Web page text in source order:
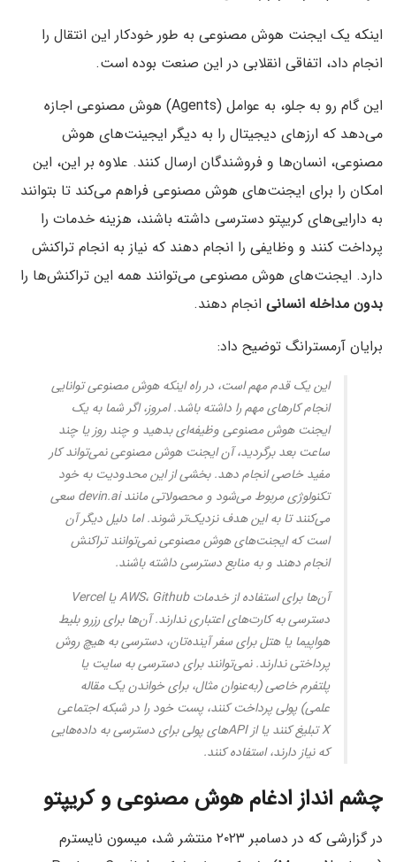
اینکه یک ایجنت هوش مصنوعی به طور خودکار این انتقال را
انجام داد، اتفاقی انقلابی در این صنعت بوده است.
این گام رو به جلو، به عوامل (Agents) هوش مصنوعی اجازه
می‌دهد که ارزهای دیجیتال را به دیگر ایجینت‌های هوش
مصنوعی‌، انسان‌ها و فروشندگان ارسال کنند. علاوه بر این، این
امکان را برای ایجنت‌های هوش مصنوعی فراهم می‌کند تا بتوانند
به دارایی‌های کریپتو دسترسی داشته باشند، هزینه خدمات را
پرداخت کنند و وظایفی را انجام دهند که نیاز به انجام تراکنش
دارد. ایجنت‌های هوش مصنوعی می‌توانند همه این تراکنش‌ها را
بدون مداخله انسانی انجام دهند.
برایان آرمسترانگ توضیح داد:
این یک قدم مهم است، در راه اینکه هوش مصنوعی توانایی
انجام کارهای مهم را داشته باشد. امروز، اگر شما به یک
ایجنت هوش مصنوعی وظیفه‌ای بدهید و چند روز یا چند
ساعت بعد برگردید، آن ایجنت هوش مصنوعی نمی‌تواند کار
مفید خاصی انجام دهد. بخشی از این محدودیت به خود
تکنولوژی مربوط می‌شود و محصولاتی مانند devin.ai سعی
می‌کنند تا به این هدف نزدیک‌تر شوند. اما دلیل دیگر آن
است که ایجنت‌های هوش مصنوعی‌ نمی‌توانند تراکنش
انجام دهند و به منابع دسترسی داشته باشند.
آن‌ها برای استفاده از خدمات AWS، Github یا Vercel
دسترسی به کارت‌های اعتباری ندارند. آن‌ها برای رزرو بلیط
هواپیما یا هتل برای سفر آینده‌تان، دسترسی به هیچ روش
پرداختی ندارند. نمی‌توانند برای دسترسی به سایت یا
پلتفرم خاصی (به‌عنوان مثال، برای خواندن یک مقاله
علمی) پولی پرداخت کنند، پست خود را در شبکه اجتماعی
X تبلیغ کنند یا از APIهای پولی برای دسترسی به داده‌هایی
که نیاز دارند، استفاده کنند.
چشم انداز ادغام هوش مصنوعی و کریپتو
در گزارشی که در دسامبر ۲۰۲۳ منتشر شد، میسون نایسترم